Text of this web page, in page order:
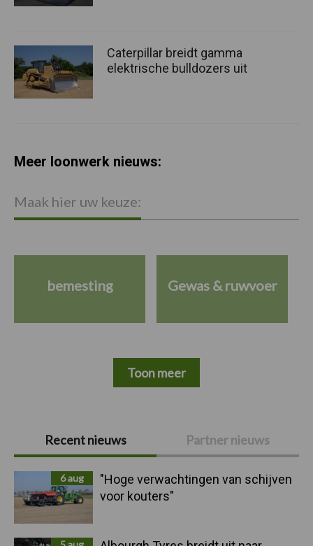
Primaire
Sidebar
Recent nieuws Partner nieuws
6 aug
"Hoge verwachtingen van schijven
voor kouters"
Caterpillar breidt gamma
elektrische bulldozers uit
Meer loonwerk nieuws:
Maak hier uw keuze:
bemesting Gewas & ruwvoer
Toon meer